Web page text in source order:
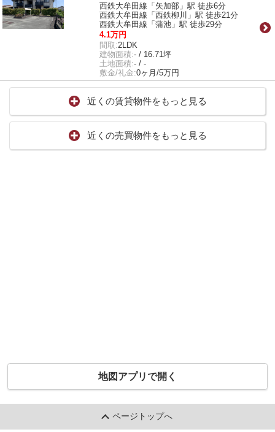
西鉄大牟田線「矢加部」駅 徒歩6分
西鉄大牟田線「西鉄柳川」駅 徒歩21分
西鉄大牟田線「蒲池」駅 徒歩29分
4.1万円
間取:2LDK
建物面積:- / 16.71坪
土地面積:- / -
敷金/礼金:0ヶ月/5万円
近くの賃貸物件をもっと見る
近くの売買物件をもっと見る
地図アプリで開く
ページトップへ